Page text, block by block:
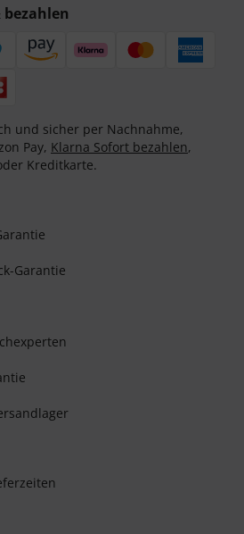
und sicher per Nachnahme,
Pay, Klarna Sofort bezahlen,
Kreditkarte.
Garantie